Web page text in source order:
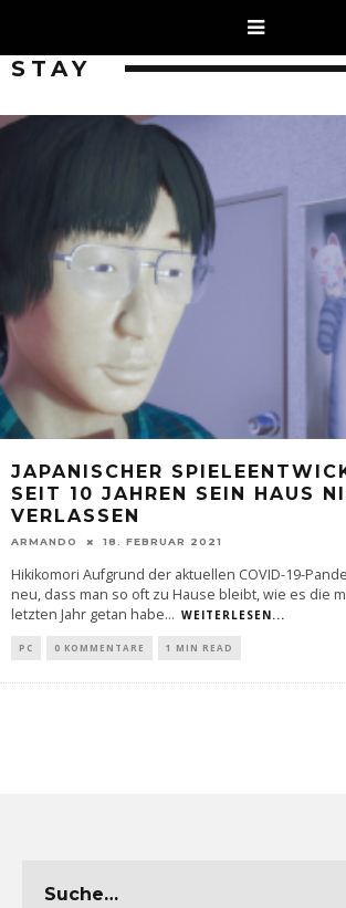
STAY
JAPANISCHER
SEIT 10 JAHREN SEIN HAUS
VERLASSEN
ARMANDO 18. FEBRUAR 2021
Hikikomori Aufgrund der aktuellen COVID-19-
neu, dass man so oft zu Hause bleibt, wie es die
letzten Jahr getan habe... WEITERLESEN...
PC 0 KOMMENTARE 1 MIN READ